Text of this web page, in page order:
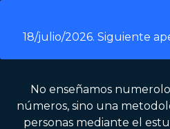
content18/julio/2026. Siguiente
No enseñamos
números, sino una
personas mediante el